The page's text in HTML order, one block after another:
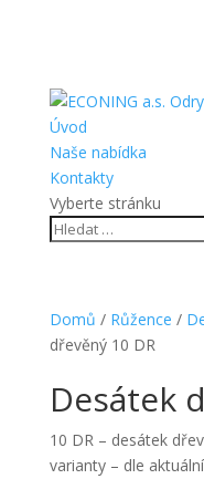
Úvod
Naše nabídka
Kontakty
Vyberte stránku
Domů / Růžence /
dřevěný 10 DR
Desátek
10 DR – desátek
varianty – dle